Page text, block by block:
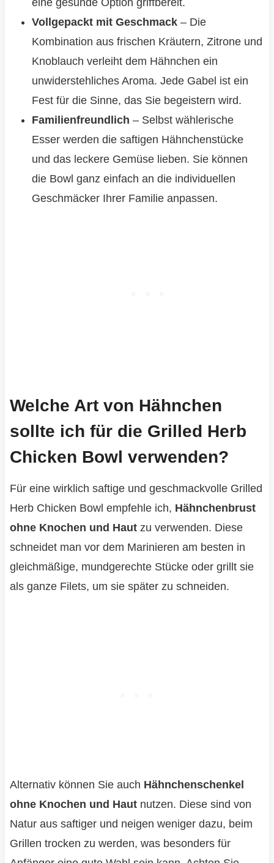
eine gesunde Option griffbereit.
Vollgepackt mit Geschmack– Die
Kombination aus frischen Kräutern, Zitrone und
Knoblauch verleiht dem Hähnchen ein
unwiderstehliches Aroma. Jede Gabel ist ein
Fest für die Sinne, das Sie begeistern wird.
Familienfreundlich – Selbst wählerische
Esser werden die saftigen Hähnchenstücke
und das leckere Gemüse lieben. Sie können
die Bowl ganz einfach an die individuellen
Geschmäcker Ihrer Familie anpassen.
Welche Art von Hähnchen
sollte ich für die Grilled Herb
Chicken Bowl verwenden?
Für eine wirklich saftige und geschmackvolle Grilled
Herb Chicken Bowl empfehle ich, Hähnchenbrust
ohne Knochen und Hautzu verwenden. Diese
schneidet man vor dem Marinieren am besten in
gleichmäßige, mundgerechte Stücke oder grillt sie
als ganze Filets, um sie später zu schneiden.
Alternativ können Sie auch Hähnchenschenkel
ohne Knochen und Hautnutzen. Diese sind von
Natur aus saftiger und neigen weniger dazu, beim
Grillen trocken zu werden, was besonders für